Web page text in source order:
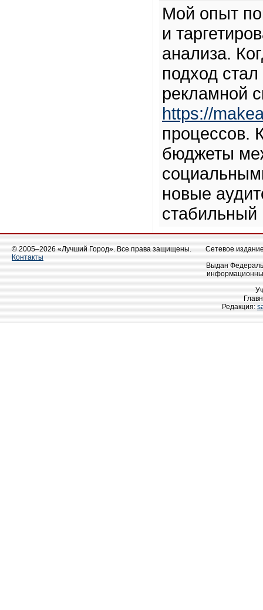
Мой опыт
и
анализа.
подход
рекламной
https://
процессов.
бюджеты
новые
стабильный
© 2005–2026 «Лучший Город». Все права защищены.
Контакты
Сетевое
Выдан
Редакция: